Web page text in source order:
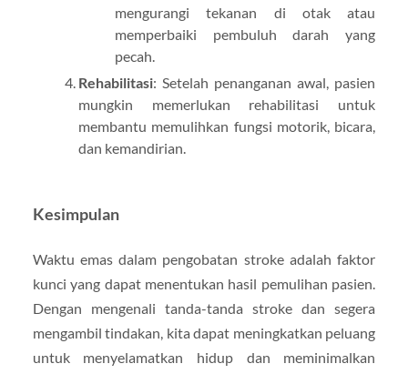
mengurangi tekanan di otak atau
memperbaiki pembuluh darah yang
pecah.
Rehabilitasi: Setelah penanganan awal, pasien
mungkin memerlukan rehabilitasi untuk
membantu memulihkan fungsi motorik, bicara,
dan kemandirian.
Kesimpulan
Waktu emas dalam pengobatan stroke adalah faktor
kunci yang dapat menentukan hasil pemulihan pasien.
Dengan mengenali tanda-tanda stroke dan segera
mengambil tindakan, kita dapat meningkatkan peluang
untuk menyelamatkan hidup dan meminimalkan